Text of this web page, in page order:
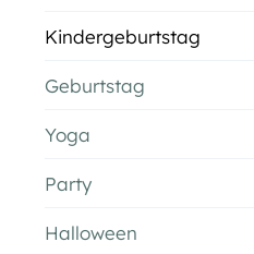
Kindergeburtstag
Geburtstag
Yoga
Party
Halloween